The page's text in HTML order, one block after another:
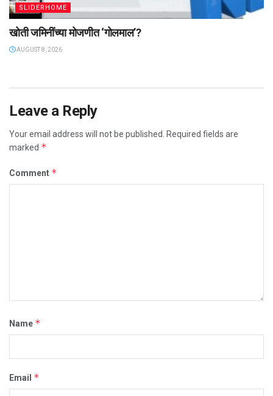
SLIDERHOME
खोती जमिनींच्या मोजणीत ‌‘गोलमाल‌’?
AUGUST 8, 2026
Leave a Reply
Your email address will not be published.
Required fields are
marked *
Comment *
Name *
Email *